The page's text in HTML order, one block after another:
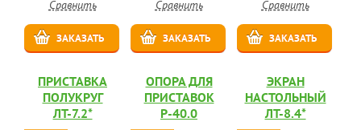
Сравнить
ЗАКАЗАТЬ
Сравнить
ЗАКАЗАТЬ
Сравнить
ЗАКАЗАТЬ
ПРИСТАВКА
ПОЛУКРУГ
ЛТ-7.2*
ОПОРА ДЛЯ
ПРИСТАВОК
Р-40.0
ЭКРАН
НАСТОЛЬНЫЙ
ЛТ-8.4*